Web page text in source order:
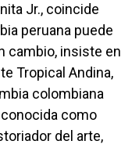
Jr., coincide
peruana puede
cambio, insiste en
Tropical Andina,
colombiana
como
del arte,